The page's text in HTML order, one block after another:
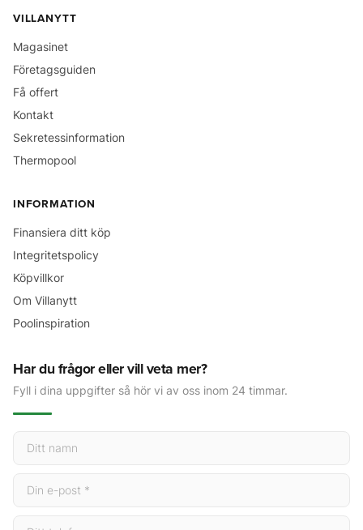
VILLANYTT
Magasinet
Företagsguiden
Få offert
Kontakt
Sekretessinformation
Thermopool
INFORMATION
Finansiera ditt köp
Integritetspolicy
Köpvillkor
Om Villanytt
Poolinspiration
Har du frågor eller vill veta mer?
Fyll i dina uppgifter så hör vi av oss inom 24 timmar.